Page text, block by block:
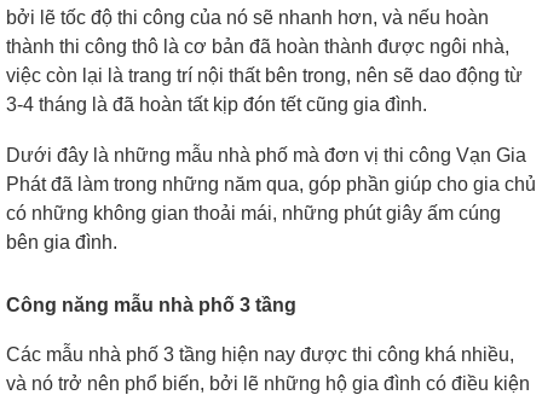
bởi lẽ tốc độ thi công của nó sẽ nhanh hơn, và nếu hoàn
thành thi công thô là cơ bản đã hoàn thành được ngôi nhà,
việc còn lại là trang trí nội thất bên trong, nên sẽ dao động từ
3-4 tháng là đã hoàn tất kịp đón tết cũng gia đình.
Dưới đây là những mẫu nhà phố mà đơn vị thi công Vạn Gia
Phát đã làm trong những năm qua, góp phần giúp cho gia chủ
có những không gian thoải mái, những phút giây ấm cúng
bên gia đình.
Công năng mẫu nhà phố 3 tầng
Các mẫu nhà phố 3 tầng hiện nay được thi công khá nhiều,
và nó trở nên phổ biến, bởi lẽ những hộ gia đình có điều kiện